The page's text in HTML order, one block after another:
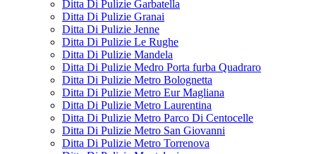
Ditta Di Pulizie Garbatella
Ditta Di Pulizie Granai
Ditta Di Pulizie Jenne
Ditta Di Pulizie Le Rughe
Ditta Di Pulizie Mandela
Ditta Di Pulizie Medro Porta furba Quadraro
Ditta Di Pulizie Metro Bolognetta
Ditta Di Pulizie Metro Eur Magliana
Ditta Di Pulizie Metro Laurentina
Ditta Di Pulizie Metro Parco Di Centocelle
Ditta Di Pulizie Metro San Giovanni
Ditta Di Pulizie Metro Torrenova